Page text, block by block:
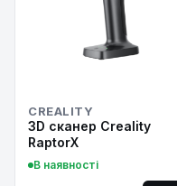
CREALITY
3D сканер Creality
RaptorX
В наявності